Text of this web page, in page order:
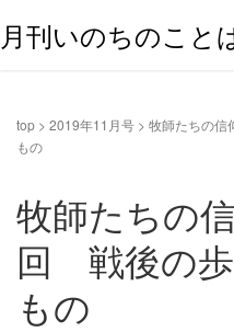
月刊いのちのこと
top > 2019年11月号 > 牧師たちの
もの
牧師たちの
回 戦後の
もの